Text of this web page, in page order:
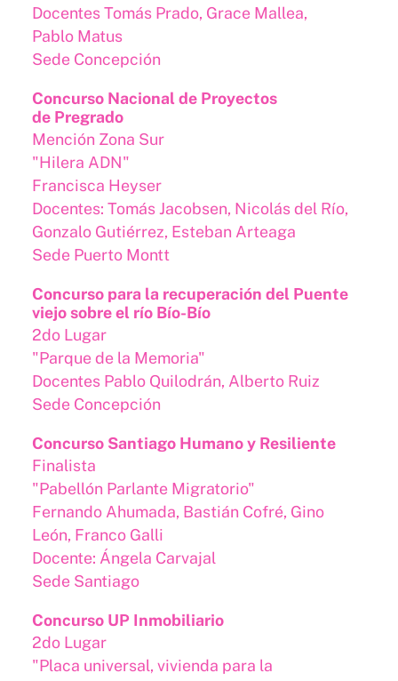
Docentes Tomás Prado, Grace Mallea,
Pablo Matus
Sede Concepción
Concurso Nacional de Proyectos
de Pregrado
Mención Zona Sur
"Hilera ADN"
Francisca Heyser
Docentes: Tomás Jacobsen, Nicolás del Río,
Gonzalo Gutiérrez, Esteban Arteaga
Sede Puerto Montt
Concurso para la recuperación del Puente
viejo sobre el río Bío-Bío
2do Lugar
"Parque de la Memoria"
Docentes Pablo Quilodrán, Alberto Ruiz
Sede Concepción
Concurso Santiago Humano y Resiliente
Finalista
"Pabellón Parlante Migratorio"
Fernando Ahumada, Bastián Cofré, Gino
León, Franco Galli
Docente: Ángela Carvajal
Sede Santiago
Concurso UP Inmobiliario
2do Lugar
"Placa universal, vivienda para la